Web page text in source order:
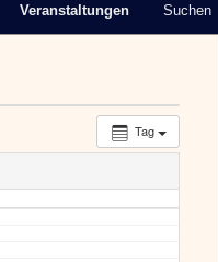
Veranstaltungen Suchen
Tag